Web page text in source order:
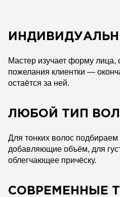
Мастер изучает форму лица,
пожелания клиентки —
остаётся за ней.
ЛЮБОЙ ТИП
Для тонких волос подбираем
добавляющие объём, для
облегчающее причёску.
СОВРЕМЕННЫЕ